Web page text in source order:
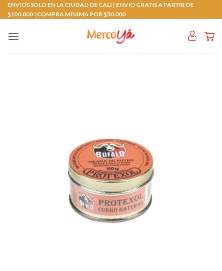
Saltar
al
ENVIOS SOLO EN LA CIUDAD DE CALI | ENVIO GRATIS A PARTIR DE
$100.000 | COMPRA MINIMA POR $50.000